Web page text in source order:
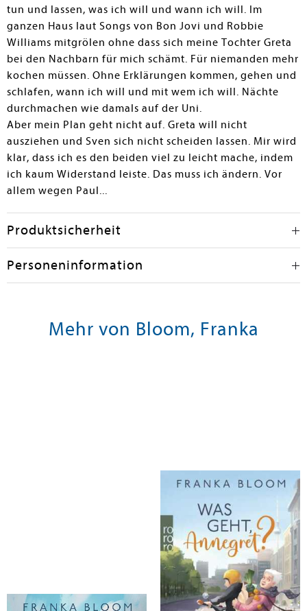
tun und lassen, was ich will und wann ich will. Im
ganzen Haus laut Songs von Bon Jovi und Robbie
Williams mitgrölen ohne dass sich meine Tochter Greta
bei den Nachbarn für mich schämt. Für niemanden mehr
kochen müssen. Ohne Erklärungen kommen, gehen und
schlafen, wann ich will und mit wem ich will. Nächte
durchmachen wie damals auf der Uni.
Aber mein Plan geht nicht auf. Greta will nicht
ausziehen und Sven sich nicht scheiden lassen. Mir wird
klar, dass ich es den beiden viel zu leicht mache, indem
ich kaum Widerstand leiste. Das muss ich ändern. Vor
allem wegen Paul...
Produktsicherheit
Personeninformation
Mehr von Bloom, Franka